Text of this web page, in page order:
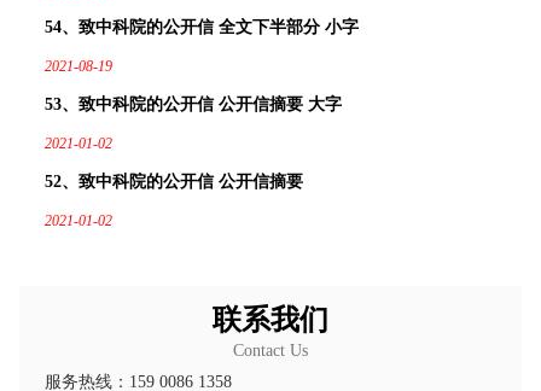
54、致中科院的公开信 全文下半部分 小字
2021-08-19
53、致中科院的公开信 公开信摘要 大字
2021-01-02
52、致中科院的公开信 公开信摘要
2021-01-02
联系我们
Contact Us
服务热线：159 0086 1358